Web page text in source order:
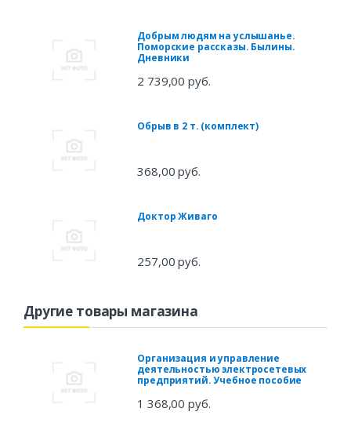
Добрым людям на услышанье.
Поморские рассказы. Былины.
Дневники
2 739,00 руб.
Обрыв в 2 т. (комплект)
368,00 руб.
Доктор Живаго
257,00 руб.
Другие товары магазина
Организация и управление
деятельностью электросетевых
предприятий. Учебное пособие
1 368,00 руб.